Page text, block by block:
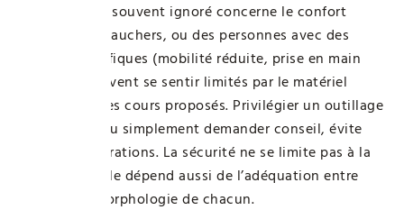
Un point trop souvent ignoré concerne le confort
d’usage. Les gauchers, ou des personnes avec des
besoins spécifiques (mobilité réduite, prise en main
délicate), peuvent se sentir limités par le matériel
standard ou les cours proposés. Privilégier un outillage
ambidextre, ou simplement demander conseil, évite
bien des frustrations. La sécurité ne se limite pas à la
technique : elle dépend aussi de l’adéquation entre
l’outil et la morphologie de chacun.